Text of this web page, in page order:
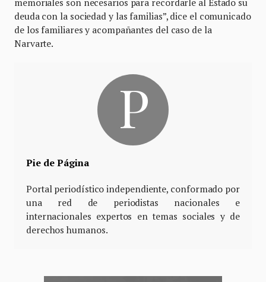
deuda con la sociedad y las familias”, dice el comunicado
de los familiares y acompañantes del caso de la
Narvarte.
Pie de Página
Portal periodístico independiente, conformado por
una red de periodistas nacionales e
internacionales expertos en temas sociales y de
derechos humanos.